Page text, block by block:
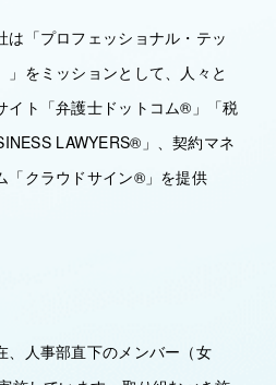
は「プロフェッショナル・テッ
」をミッションとして、人々と
イト「弁護士ドットコム®︎」「税
LAWYERS®」、契約マネ
「クラウドサイン®」を提供
、人事部直下のメンバー（女